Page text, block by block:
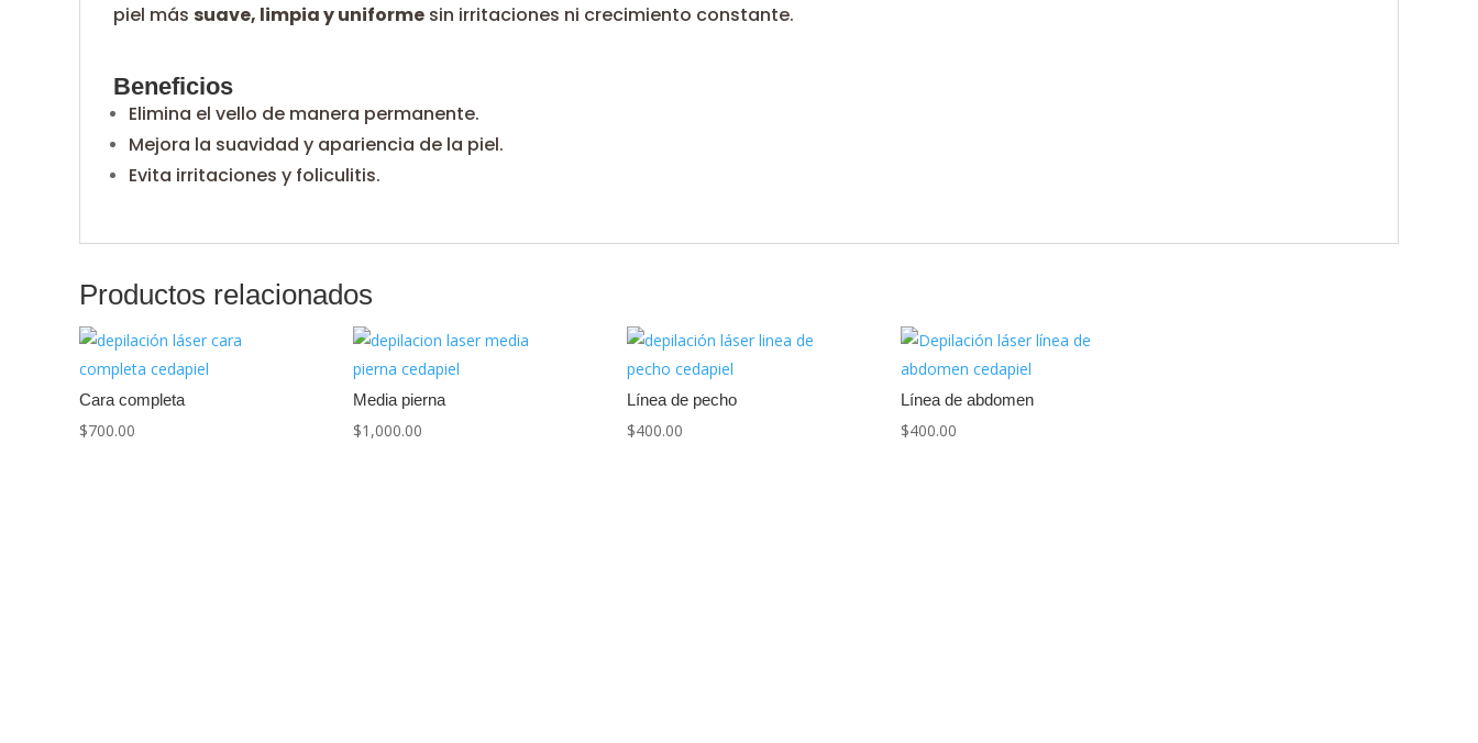
piel más suave, limpia y uniforme sin irritaciones ni crecimiento constante.
Beneficios
Elimina el vello de manera permanente.
Mejora la suavidad y apariencia de la piel.
Evita irritaciones y foliculitis.
Productos relacionados
Cara completa
$700.00
Media pierna
$1,000.00
Línea de pecho
$400.00
Línea de abdomen
$400.00